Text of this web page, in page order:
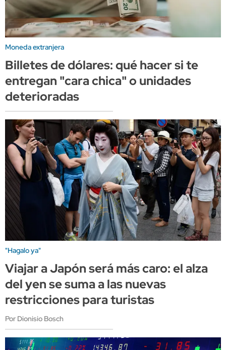
Moneda extranjera
Billetes de dólares: qué hacer si te
entregan "cara chica" o unidades
deterioradas
"Hagalo ya"
Viajar a Japón será más caro: el alza
del yen se suma a las nuevas
restricciones para turistas
Por Dionisio Bosch